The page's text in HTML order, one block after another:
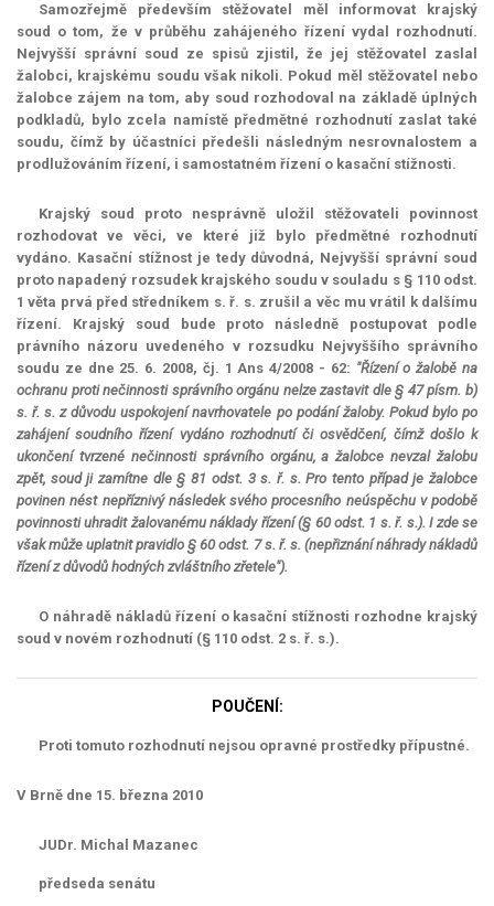
Samozřejmě především stěžovatel měl informovat krajský
soud o tom, že v průběhu zahájeného řízení vydal rozhodnutí.
Nejvyšší správní soud ze spisů zjistil, že jej stěžovatel zaslal
žalobci, krajskému soudu však nikoli. Pokud měl stěžovatel nebo
žalobce zájem na tom, aby soud rozhodoval na základě úplných
podkladů, bylo zcela namístě předmětné rozhodnutí zaslat také
soudu, čímž by účastníci předešli následným nesrovnalostem a
prodlužováním řízení, i samostatném řízení o kasační stížnosti.
Krajský soud proto nesprávně uložil stěžovateli povinnost
rozhodovat ve věci, ve které již bylo předmětné rozhodnutí
vydáno. Kasační stížnost je tedy důvodná, Nejvyšší správní soud
proto napadený rozsudek krajského soudu v souladu s § 110 odst.
1 věta prvá před středníkem s. ř. s. zrušil a věc mu vrátil k dalšímu
řízení. Krajský soud bude proto následně postupovat podle
právního názoru uvedeného v rozsudku Nejvyššího správního
soudu ze dne 25. 6. 2008, čj. 1 Ans 4/2008 - 62: "Řízení o žalobě na
ochranu proti nečinnosti správního orgánu nelze zastavit dle § 47 písm. b)
s. ř. s. z důvodu uspokojení navrhovatele po podání žaloby. Pokud bylo po
zahájení soudního řízení vydáno rozhodnutí či osvědčení, čímž došlo k
ukončení tvrzené nečinnosti správního orgánu, a žalobce nevzal žalobu
zpět, soud ji zamítne dle § 81 odst. 3 s. ř. s. Pro tento případ je žalobce
povinen nést nepříznivý následek svého procesního neúspěchu v podobě
povinnosti uhradit žalovanému náklady řízení (§ 60 odst. 1 s. ř. s.). I zde se
však může uplatnit pravidlo § 60 odst. 7 s. ř. s. (nepřiznání náhrady nákladů
řízení z důvodů hodných zvláštního zřetele").
O náhradě nákladů řízení o kasační stížnosti rozhodne krajský
soud v novém rozhodnutí (§ 110 odst. 2 s. ř. s.).
POUČENÍ:
Proti tomuto rozhodnutí nejsou opravné prostředky přípustné.
V Brně dne 15. března 2010
JUDr. Michal Mazanec
předseda senátu